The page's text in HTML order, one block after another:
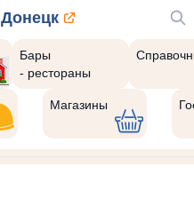
Донецк
Бары
- рестораны
Магазины